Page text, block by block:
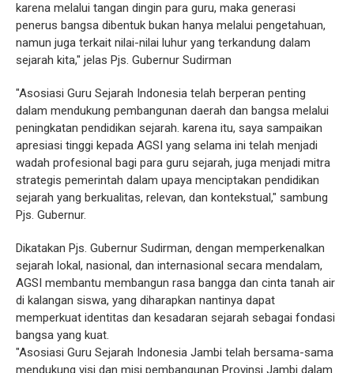
karena melalui tangan dingin para guru, maka generasi
penerus bangsa dibentuk bukan hanya melalui pengetahuan,
namun juga terkait nilai-nilai luhur yang terkandung dalam
sejarah kita," jelas Pjs. Gubernur Sudirman
"Asosiasi Guru Sejarah Indonesia telah berperan penting
dalam mendukung pembangunan daerah dan bangsa melalui
peningkatan pendidikan sejarah. karena itu, saya sampaikan
apresiasi tinggi kepada AGSI yang selama ini telah menjadi
wadah profesional bagi para guru sejarah, juga menjadi mitra
strategis pemerintah dalam upaya menciptakan pendidikan
sejarah yang berkualitas, relevan, dan kontekstual," sambung
Pjs. Gubernur.
Dikatakan Pjs. Gubernur Sudirman, dengan memperkenalkan
sejarah lokal, nasional, dan internasional secara mendalam,
AGSI membantu membangun rasa bangga dan cinta tanah air
di kalangan siswa, yang diharapkan nantinya dapat
memperkuat identitas dan kesadaran sejarah sebagai fondasi
bangsa yang kuat.
"Asosiasi Guru Sejarah Indonesia Jambi telah bersama-sama
mendukung visi dan misi pembangunan Provinsi Jambi dalam